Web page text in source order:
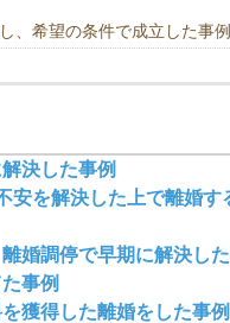
、希望の条件で成立した事例
決した事例
安を解決した上で離婚す
婚調停で早期に解決し
事例
獲得した離婚をした事例